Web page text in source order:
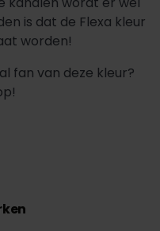
is dat de Flexa kleur
worden!
fan van deze kleur?